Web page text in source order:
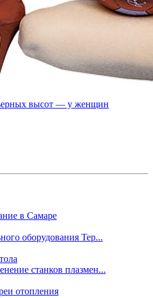
высот — у женщин
в Самаре
оборудования Тер...
станков плазмен...
отопления